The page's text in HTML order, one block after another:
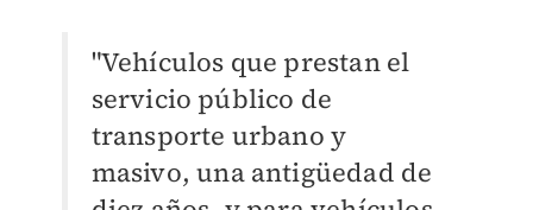
"Vehículos que prestan el
servicio público de
transporte urbano y
masivo, una antigüedad de